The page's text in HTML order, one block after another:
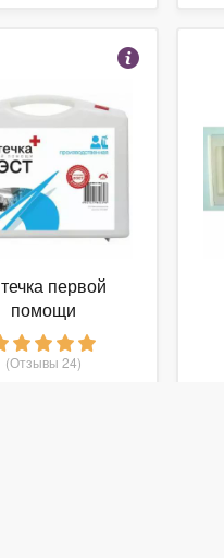
первой
помощи
до 30 человек,
(Отзывы 24)